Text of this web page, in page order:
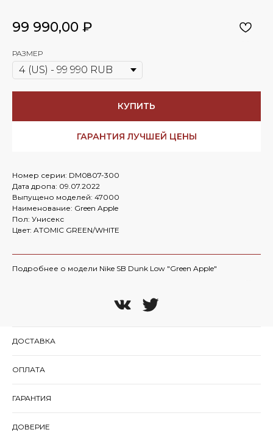
99 990,00 ₽
РАЗМЕР
КУПИТЬ
ГАРАНТИЯ ЛУЧШЕЙ ЦЕНЫ
Номер серии: DM0807-300
Дата дропа: 09.07.2022
Выпущено моделей: 47000
Наименование: Green Apple
Пол: Унисекс
Цвет: ATOMIC GREEN/WHITE
Подробнее о модели Nike SB Dunk Low "Green Apple"
ДОСТАВКА
ОПЛАТА
ГАРАНТИЯ
ДОВЕРИЕ